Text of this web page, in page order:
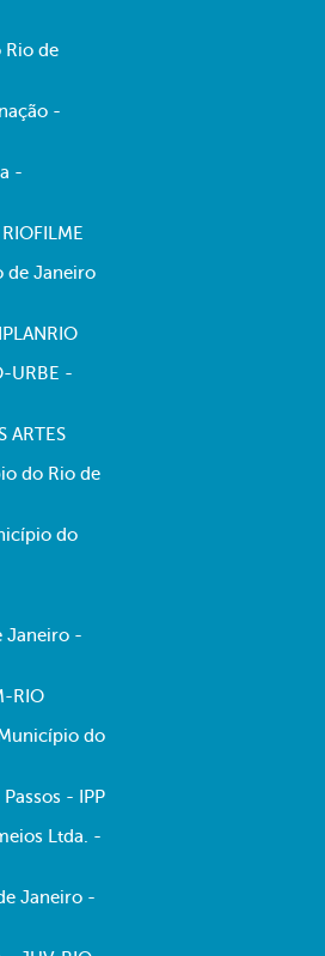
Rio de
-
-
de Janeiro
URBE -
ARTES
do Rio de
do
Janeiro -
RIO
do
- IPP
Ltda. -
Janeiro -